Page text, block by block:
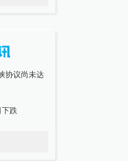
协议尚未达
跌